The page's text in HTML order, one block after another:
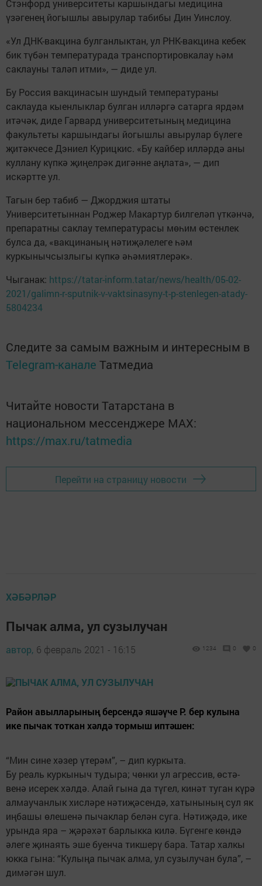
Стэнфорд университеты каршындагы медицина
үзәгенең йогышлы авырулар табибы Дин Уинслоу.
«Ул ДНК-вакцина булганлыктан, ул РНК-вакцина кебек
бик түбән температурада транспортировкалау һәм
саклауны таләп итми», — диде ул.
Бу Россия вакцинасын шундый температураны
саклауда кыенлыклар булган илләргә сатарга ярдәм
итәчәк, диде Гарвард университетының медицина
факультеты каршындагы йогышлы авырулар бүлеге
җитәкчесе Дэниел Курицкис. «Бу кайбер илләрдә аны
куллану күпкә җиңелрәк дигәнне аңлата», — дип
искәртте ул.
Тагын бер табиб — Джорджия штаты
Университетыннан Роджер Макартур билгеләп үткәнчә,
препаратны саклау температурасы мөһим өстенлек
булса да, «вакцинаның нәтиҗәлелеге һәм
куркынычсызлыгы күпкә әһәмиятлерәк».
Чыганак: https://tatar-inform.tatar/news/health/05-02-
2021/galimn-r-sputnik-v-vaktsinasyny-t-p-stenlegen-atady-
5804234
Следите за самым важным и интересным в
Telegram-канале Татмедиа
Читайте новости Татарстана в
национальном мессенджере MАХ:
https://max.ru/tatmedia
Перейти на страницу новости
ХӘБӘРЛӘР
Пычак алма, ул сузылучан
автор, 6 февраль 2021 - 16:15 1234 0 0
Район авылларының берсендә яшәүче Р. бер кулына
ике пычак тоткан хәлдә тормыш иптәшен:
“Мин сине хәзер үтерәм”, – дип куркыта.
Бу реаль куркыныч тудыра; чөнки ул агрессив, өс­тә­
венә исерек хәлдә. Алай гы­на да түгел, кинәт туган кү­рә
алмау­чанлык хисләре нә­ти­җәсендә, хатынының сул як
иң­башы өлешенә пычаклар белән суга. Нәтиҗәдә, ике
урында яра – җәрәхәт барлыкка килә. Бүгенге көндә
әлеге җинаять эше буенча тикшерү бара. Татар халкы
юкка гына: “Кулыңа пычак алма, ул сузылучан була”, –
димәгән шул.